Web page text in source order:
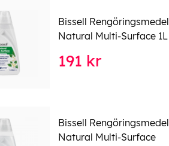
Bissell Rengöringsmedel
Natural Multi-Surface 1L
191 kr
Bissell Rengöringsmedel
Natural Multi-Surface